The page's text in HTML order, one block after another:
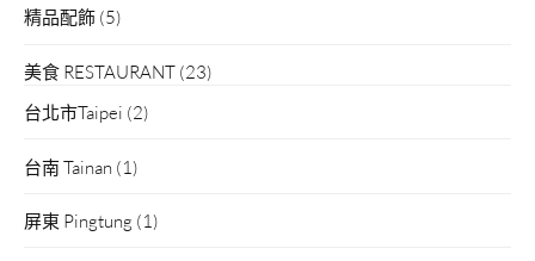
精品配飾 (5)
美食 RESTAURANT (23)
台北市Taipei (2)
台南 Tainan (1)
屏東 Pingtung (1)